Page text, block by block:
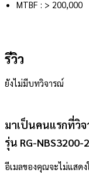
MTBF : > 200,000
รีวิว
ยังไม่มีบทวิจารณ์
มาเป็นคนแรกที่วิจ
รุ่น RG-NBS3200-
อีเมลของคุณจะไม่แสด